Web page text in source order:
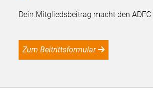
Dein Mitgliedsbeitrag macht den ADFC
Zum Beitrittsformular